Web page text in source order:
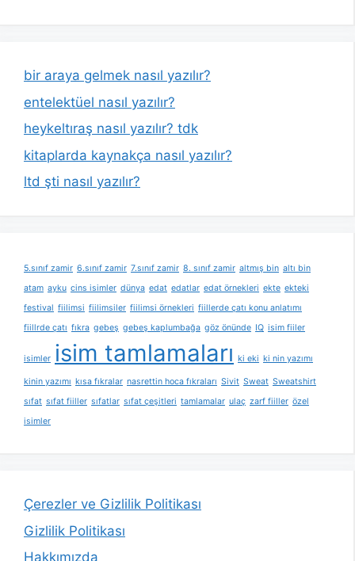
bir araya gelmek nasıl yazılır?
entelektüel nasıl yazılır?
heykeltıraş nasıl yazılır? tdk
kitaplarda kaynakça nasıl yazılır?
ltd şti nasıl yazılır?
5.sınıf zamir 6.sınıf zamir 7.sınıf zamir 8. sınıf zamir altmış bin altı bin
atam ayku cins isimler dünya edat edatlar edat örnekleri ekte ekteki
festival fiilimsi fiilimsiler fiilimsi örnekleri fiillerde çatı konu anlatımı
fiillrde çatı fıkra gebeş gebeş kaplumbağa göz önünde IQ isim fiiler
isimler isim tamlamaları ki eki ki nin yazımı
kinin yazımı kısa fıkralar nasrettin hoca fıkraları Sivit Sweat Sweatshirt
sıfat sıfat fiiller sıfatlar sıfat çeşitleri tamlamalar ulaç zarf fiiller özel
isimler
Çerezler ve Gizlilik Politikası
Gizlilik Politikası
Hakkımızda